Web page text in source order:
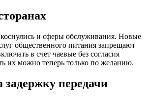
и сферы обслуживания. Новые
общественного питания запрещают
в счет чаевые без согласия
их можно теперь только по желанию.
задержку передачи